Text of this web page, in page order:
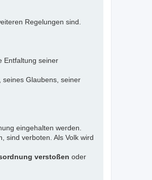
Regelungen sind.
Entfaltung seiner
Glaubens, seiner
eingehalten werden.
sind verboten. Als Volk wird
verstoßen oder